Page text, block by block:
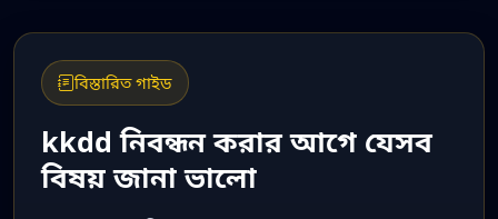
বিস্তারিত গাইড
kkdd নিবন্ধন করার আগে যেসব
বিষয় জানা ভালো